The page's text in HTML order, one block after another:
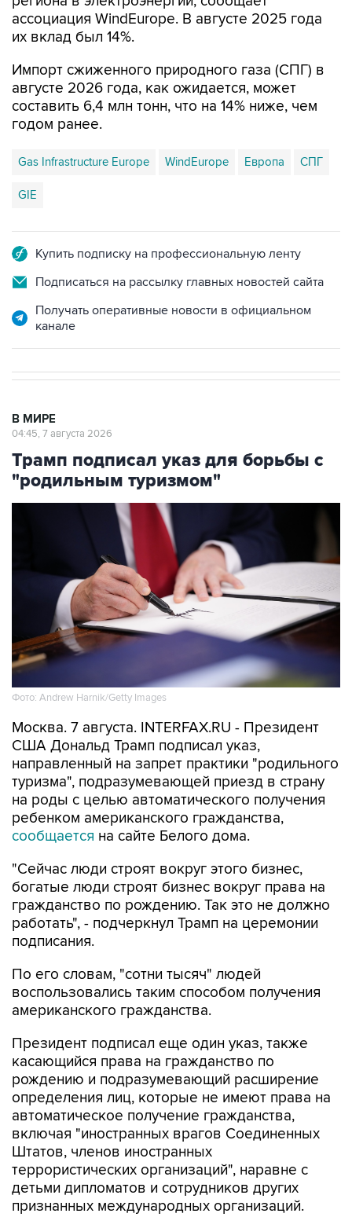
ассоциация WindEurope. В августе 2025 года
их вклад был 14%.
Импорт сжиженного природного газа (СПГ) в
августе 2026 года, как ожидается, может
составить 6,4 млн тонн, что на 14% ниже, чем
годом ранее.
Gas Infrastructure Europe WindEurope Европа СПГ
GIE
Купить подписку на профессиональную ленту
Подписаться на рассылку главных новостей сайта
Получать оперативные новости в официальном
канале
В МИРЕ
04:45, 7 августа 2026
Трамп подписал указ для борьбы с
"родильным туризмом"
Фото: Andrew Harnik/Getty Images
Москва. 7 августа. INTERFAX.RU - Президент
США Дональд Трамп подписал указ,
направленный на запрет практики "родильного
туризма", подразумевающей приезд в страну
на роды с целью автоматического получения
ребенком американского гражданства,
сообщается на сайте Белого дома.
"Сейчас люди строят вокруг этого бизнес,
богатые люди строят бизнес вокруг права на
гражданство по рождению. Так это не должно
работать", - подчеркнул Трамп на церемонии
подписания.
По его словам, "сотни тысяч" людей
воспользовались таким способом получения
американского гражданства.
Президент подписал еще один указ, также
касающийся права на гражданство по
рождению и подразумевающий расширение
определения лиц, которые не имеют права на
автоматическое получение гражданства,
включая "иностранных врагов Соединенных
Штатов, членов иностранных
террористических организаций", наравне с
детьми дипломатов и сотрудников других
признанных международных организаций.